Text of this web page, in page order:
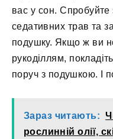
вас у сон. Спробуйте
седативних трав та
подушку. Якщо ж ви
рукоділлям,
поруч з подушкою. І
Зараз читають:
рослинній олії,